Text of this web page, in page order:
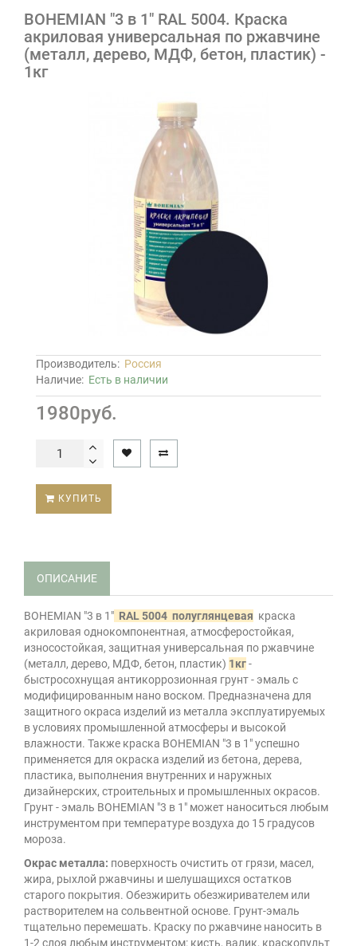
BOHEMIAN "3 в 1" RAL 5004. Краска
акриловая универсальная по ржавчине
(металл, дерево, МДФ, бетон, пластик) -
1кг
Производитель: Россия
Наличие: Есть в наличии
1980руб.
КУПИТЬ
ОПИСАНИЕ
BOHEMIAN "3 в 1" RAL 5004 полуглянцевая краска
акриловая однокомпонентная, атмосферостойкая,
износостойкая, защитная универсальная по ржавчине
(металл, дерево, МДФ, бетон, пластик) 1кг-
быстросохнущая антикоррозионная грунт - эмаль с
модифицированным нано воском. Предназначена для
защитного окраса изделий из металла эксплуатируемых
в условиях промышленной атмосферы и высокой
влажности. Также краска BOHEMIAN "3 в 1" успешно
применяется для окраска изделий из бетона, дерева,
пластика, выполнения внутренних и наружных
дизайнерских, строительных и промышленных окрасов.
Грунт - эмаль BOHEMIAN "3 в 1" может наноситься любым
инструментом при температуре воздуха до 15 градусов
мороза.
Окрас металла: поверхность очистить от грязи, масел,
жира, рыхлой ржавчины и шелушащихся остатков
старого покрытия. Обезжирить обезжиривателем или
растворителем на сольвентной основе. Грунт-эмаль
тщательно перемешать. Краску по ржавчине наносить в
1-2 слоя любым инструментом: кисть, валик, краскопульт